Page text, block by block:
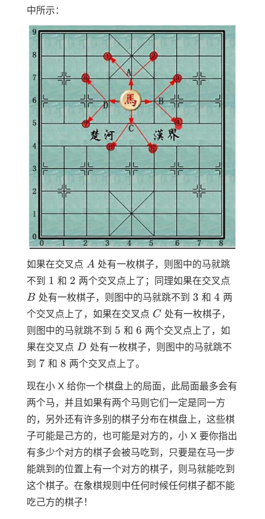
中所示：
如果在交叉点 A
A 处有一枚棋子，则图中的马就跳
不到 1
1 和 2
2 两个交叉点上了；同理如果在交叉点
B处有一枚棋子，则图中的马就跳不到 3
3 和 4
4 两
个交叉点上了，如果在交叉点 C
C 处有一枚棋子，
则图中的马就跳不到 5
5 和 6
6 两个交叉点上了，如
果在交叉点 D
D 处有一枚棋子，则图中的马就跳不
到 7
7 和 8
8 两个交叉点上了。
现在小 X 给你一个棋盘上的局面，此局面最多会有
两个马，并且如果有两个马则它们一定是同一方
的，另外还有许多别的棋子分布在棋盘上，这些棋
子可能是己方的，也可能是对方的，小 X 要你指出
有多少个对方的棋子会被马吃到，只要是在马一步
能跳到的位置上有一个对方的棋子，则马就能吃到
这个棋子。在象棋规则中任何时候任何棋子都不能
吃己方的棋子！